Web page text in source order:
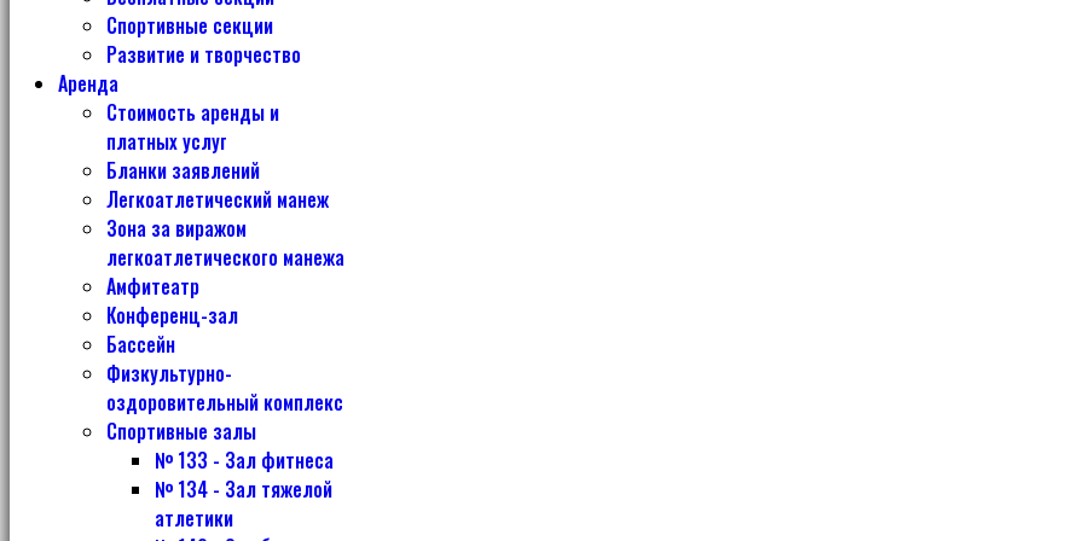
Спортивные секции
Развитие и творчество
Аренда
Стоимость аренды и
платных услуг
Бланки заявлений
Легкоатлетический манеж
Зона за виражом
легкоатлетического манежа
Амфитеатр
Конференц-зал
Бассейн
Физкультурно-
оздоровительный комплекс
Спортивные залы
№ 133 - Зал фитнеса
№ 134 - Зал тяжелой
атлетики